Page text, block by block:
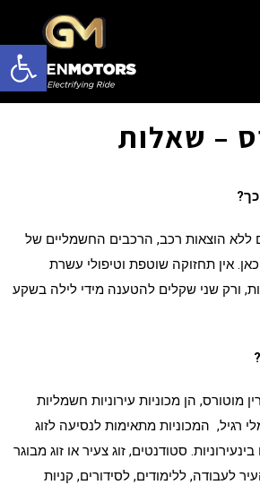
פתח
– שאלות
ללא הוצאות רכב, הרכבים החשמליים של
כאן. אין תחזוקה שוטפת וטיפולי עשרת
ורק שני שקלים להטענה מידי לילה בשקע
מוטורס, הן מכוניות עירוניות חשמליות
רגיל, המכוניות מתאימות לנסיעה לזוג
סטודנטים, זוג צעיר או זוג מבוגר
לעבודה, ללימודים, לסידורים, קניות